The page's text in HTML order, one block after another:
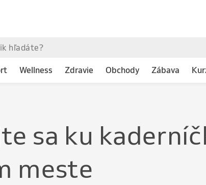
Wellness Zdravie Obchody Zábava
sa ku
meste